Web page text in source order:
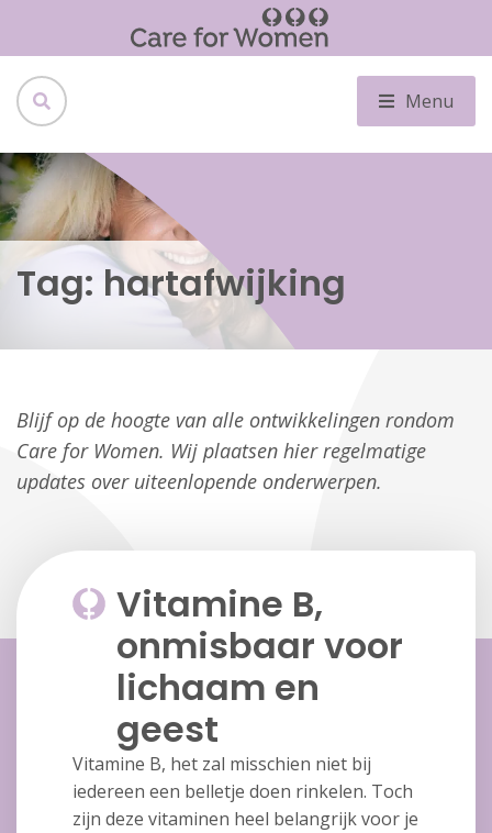
Menu
Tag: hartafwijking
Blijf op de hoogte van alle ontwikkelingen rondom
Care for Women. Wij plaatsen hier regelmatige
updates over uiteenlopende onderwerpen.
Vitamine B,
onmisbaar voor
lichaam en
geest
Vitamine B, het zal misschien niet bij
iedereen een belletje doen rinkelen. Toch
zijn deze vitaminen heel belangrijk voor je